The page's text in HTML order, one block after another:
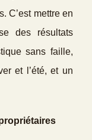
C’est mettre en
des résultats
sans faille,
et l’été, et un